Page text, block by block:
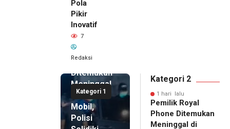
Pola
Pikir
Inovatif
7
Redaksi
Kategori 1
Pemilik
Royal
Phone
Ditemukan
Meninggal
di Dalam
Mobil,
Polisi
Kategori 2
1 hari lalu
Pemilik Royal
Phone Ditemukan
Meninggal di